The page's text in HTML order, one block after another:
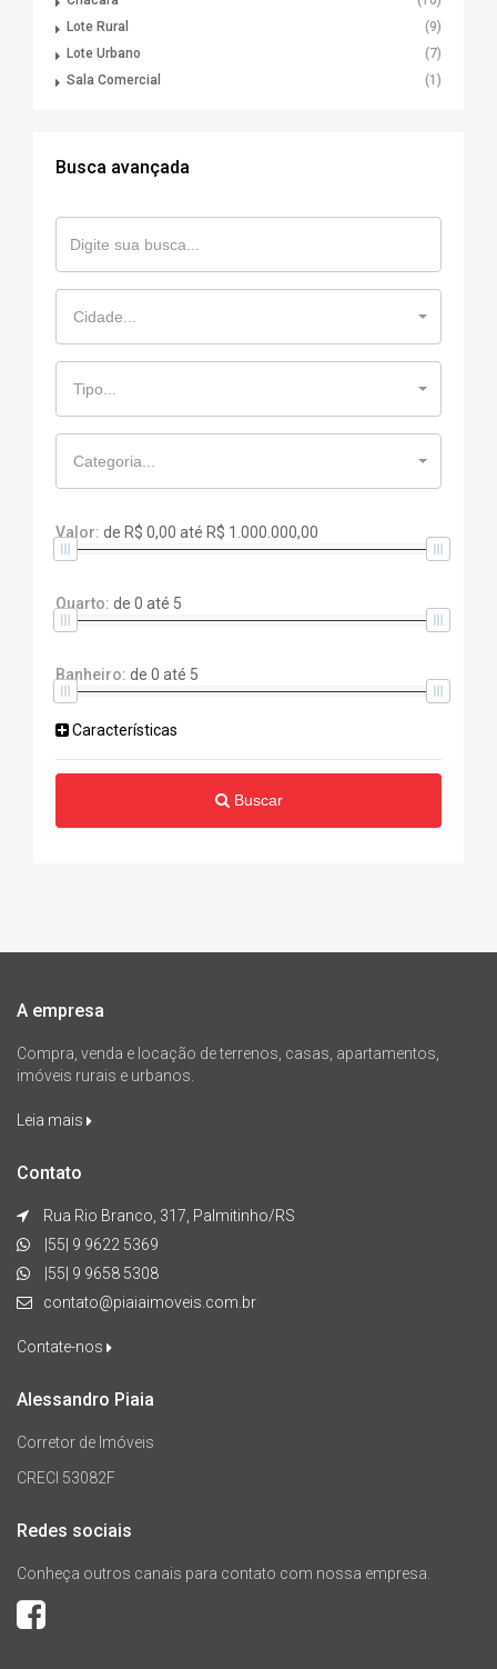
Lote Rural
(9)
Lote Urbano
(7)
Sala Comercial
(1)
Busca avançada
Cidade...
Tipo...
Categoria...
Valor: de R$ 0,00 até R$ 1.000.000,00
Quarto: de 0 até 5
Banheiro: de 0 até 5
Características
Buscar
A empresa
Compra, venda e locação de terrenos, casas, apartamentos,
imóveis rurais e urbanos.
Leia mais
Contato
Rua Rio Branco, 317, Palmitinho/RS
|55| 9 9622 5369
|55| 9 9658 5308
contato@piaiaimoveis.com.br
Contate-nos
Alessandro Piaia
Corretor de Imóveis
CRECI 53082F
Redes sociais
Conheça outros canais para contato com nossa empresa.